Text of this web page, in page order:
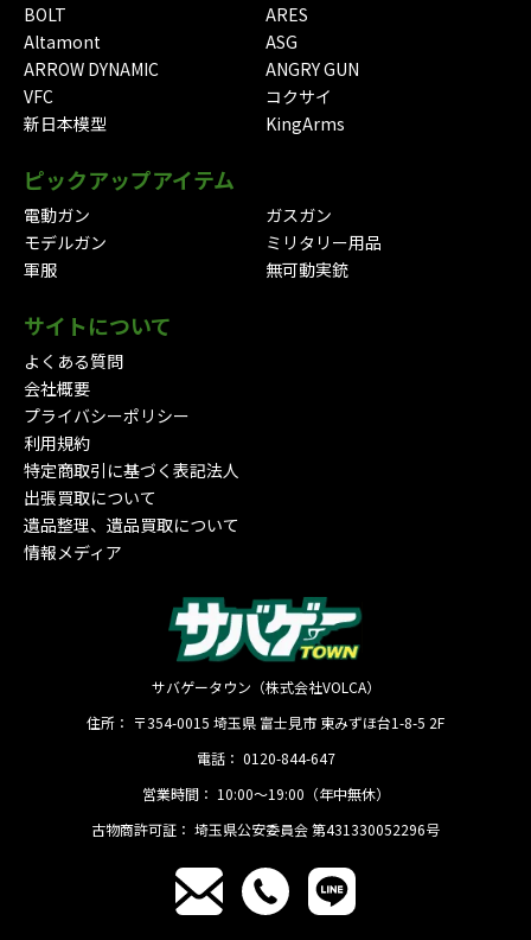
BOLT
ARES
Altamont
ASG
ARROW DYNAMIC
ANGRY GUN
VFC
コクサイ
新日本模型
KingArms
ピックアップアイテム
電動ガン
ガスガン
モデルガン
ミリタリー用品
軍服
無可動実銃
サイトについて
よくある質問
会社概要
プライバシーポリシー
利用規約
特定商取引に基づく表記法人
出張買取について
遺品整理、遺品買取について
情報メディア
サバゲータウン（株式会社VOLCA）
住所： 〒354-0015 埼玉県 富士見市 東みずほ台1-8-5 2F
電話： 0120-844-647
営業時間： 10:00〜19:00（年中無休）
古物商許可証： 埼玉県公安委員会 第431330052296号